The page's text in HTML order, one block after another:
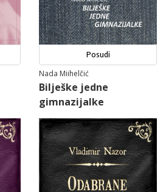
Posudi
Nada Miihelčić
Bilješke jedne
gimnazijalke